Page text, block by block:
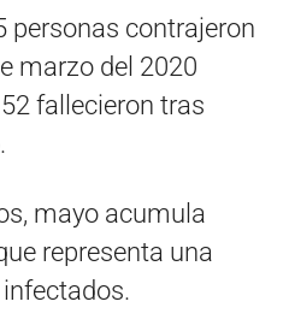
personas contrajeron
marzo del 2020
fallecieron tras
mayo acumula
representa una